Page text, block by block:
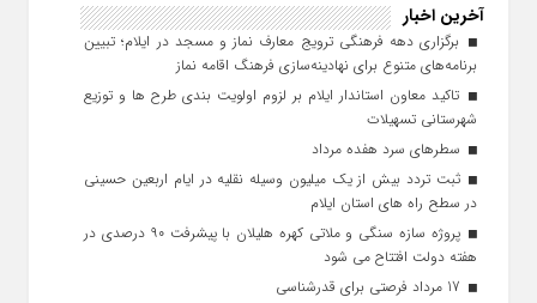
آخرین اخبار
برگزاری دهه فرهنگی ترویج معارف نماز و مسجد در ایلام؛ تبیین
برنامه‌های متنوع برای نهادینه‌سازی فرهنگ اقامه نماز
تاکید معاون استاندار ایلام بر لزوم اولویت‌ بندی طرح‌ ها و توزیع
شهرستانی تسهیلات
سطرهای سرد هفده مرداد
ثبت تردد بیش از یک میلیون وسیله نقلیه در ایام اربعین حسینی
در سطح راه‌ های استان ایلام
پروژه سازه سنگی و ملاتی کهره هلیلان با پیشرفت ۹۰ درصدی در
هفته دولت افتتاح می شود